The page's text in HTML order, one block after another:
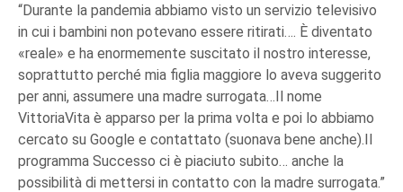
“Durante la pandemia abbiamo visto un servizio televisivo
in cui i bambini non potevano essere ritirati…. È diventato
«reale» e ha enormemente suscitato il nostro interesse,
soprattutto perché mia figlia maggiore lo aveva suggerito
per anni, assumere una madre surrogata…Il nome
VittoriaVita è apparso per la prima volta e poi lo abbiamo
cercato su Google e contattato (suonava bene anche).Il
programma Successo ci è piaciuto subito… anche la
possibilità di mettersi in contatto con la madre surrogata.”